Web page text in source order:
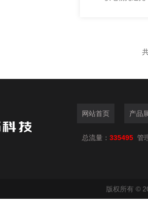
网站首页 产品
总流量： 335495 管
版权所有 ©